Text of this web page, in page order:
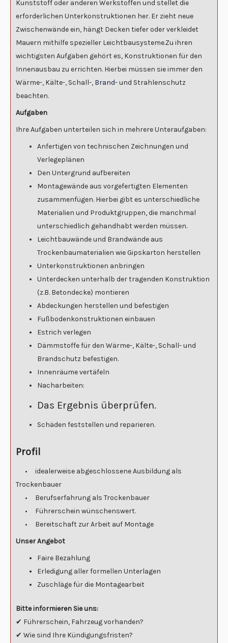
Kunststoff oder anderen Werkstoffen und stellet die
erforderlichen Unterkonstruktionen her. Er zieht neue
Zwischenwände ein, hängt Decken tiefer oder verkleidet
Mauern mithilfe spezieller Leichtbausysteme.Zu ihren
wichtigsten Aufgaben gehört es, Konstruktionen für den
Innenausbau zu errichten. Hierbei müssen sie immer den
Wärme-, Kälte-, Schall-, Brand-und Strahlenschutz
beachten.
Aufgaben
Ihre Aufgaben unterteilen sich in mehrere Unteraufgaben:
Anfertigen von technischen Zeichnungen und
Verlegeplänen
Den Untergrund aufbereiten
Montagewände aus vorgefertigten Elementen
zusammenfügen. Hierbei gibt es unterschiedliche
Materialien und Produktgruppen, die manchmal
unterschiedlich gehandhabt werden müssen.
Leichtbauwände und Brandwände aus
Trockenbaumaterialien wie Gipskarton herstellen
Unterkonstruktionen anbringen
Unterdecken unterhalb der tragenden Konstruktion
(z.B. Betondecke) montieren
Abdeckungen herstellen und befestigen
Fußbodenkonstruktionen einbauen
Estrich verlegen
Dämmstoffe für den Wärme-, Kälte-, Schall- und
Brandschutz befestigen.
Innenräume vertäfeln
Nacharbeiten:
Das Ergebnis überprüfen.
Schäden feststellen und reparieren.
Profil
• idealerweise abgeschlossene Ausbildung als
Trockenbauer
• Berufserfahrung als Trockenbauer
• Führerschein wünschenswert.
• Bereitschaft zur Arbeit auf Montage
Unser Angebot
Faire Bezahlung
Erledigung aller formellen Unterlagen
Zuschläge für die Montagearbeit
Bitte informieren Sie uns:
✔ Führerschein, Fahrzeug vorhanden?
✔ Wie sind Ihre Kündigungsfristen?